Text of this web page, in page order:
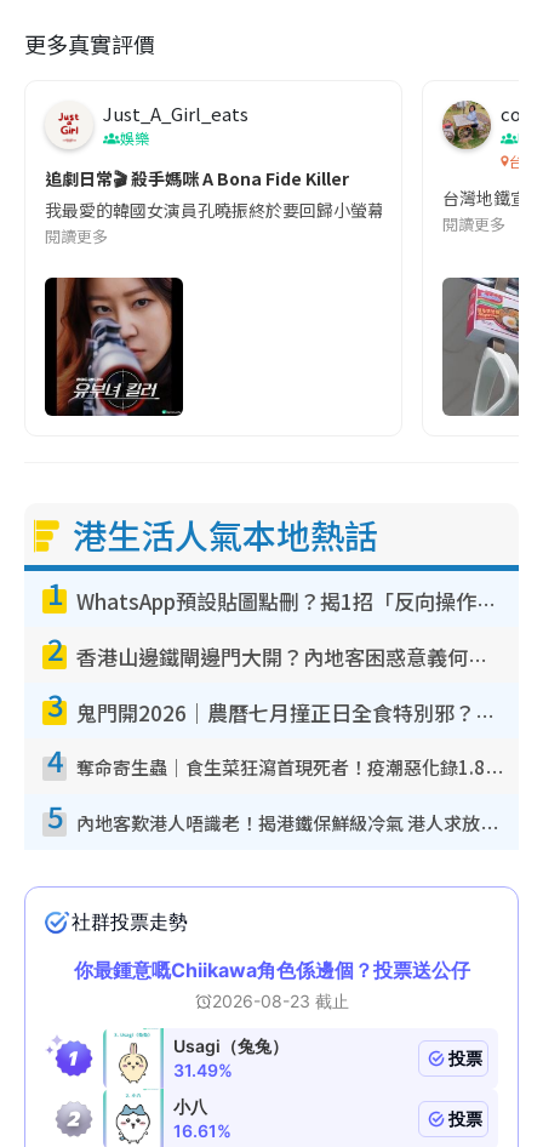
更多真實評價
Just_A_Girl_eats
娛樂
追劇日常🎬 殺手媽咪 A Bona Fide Killer
我最愛的韓國女演員孔曉振終於要回歸小螢幕啦!這次的劇本改編
閱讀更多
co
吹
台灣
台灣地鐵宣
閱讀更多
港生活人氣本地熱話
1 WhatsApp預設貼圖點刪？揭1招「反向操作」還原簡潔介面 附3步實測教學
2 香港山邊鐵閘邊門大開？內地客困惑意義何在！網民神回覆：呢種叫法理性防禦
3 鬼門開2026｜農曆七月撞正日全食特別邪？專家警告切忌做一事！揭4大禁忌+2招保平安
4 奪命寄生蟲｜食生菜狂瀉首現死者！疫潮惡化錄1.8萬宗病例 揭洗菜3大謬誤
5 內地客歎港人唔識老！揭港鐵保鮮級冷氣 港人求放過：咪投訴